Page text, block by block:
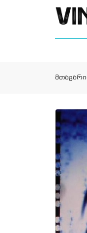
მთავარი